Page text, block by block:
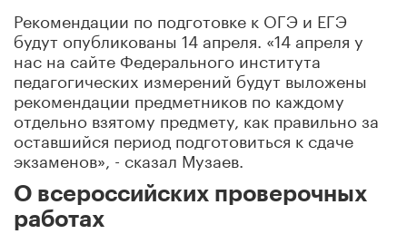
Рекомендации по подготовке к ОГЭ и ЕГЭ
будут опубликованы 14 апреля. «14 апреля у
нас на сайте Федерального института
педагогических измерений будут выложены
рекомендации предметников по каждому
отдельно взятому предмету, как правильно за
оставшийся период подготовиться к сдаче
экзаменов», - сказал Музаев.
О всероссийских проверочных
работах